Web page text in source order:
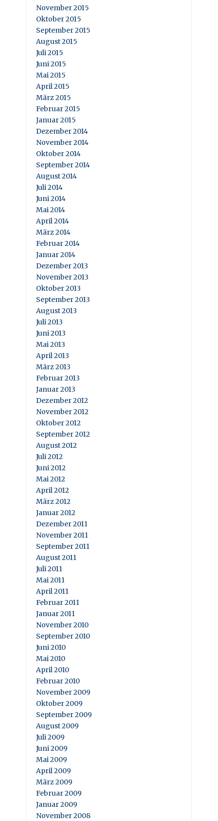
November 2015
Oktober 2015
September 2015
August 2015
Juli 2015
Juni 2015
Mai 2015
April 2015
März 2015
Februar 2015
Januar 2015
Dezember 2014
November 2014
Oktober 2014
September 2014
August 2014
Juli 2014
Juni 2014
Mai 2014
April 2014
März 2014
Februar 2014
Januar 2014
Dezember 2013
November 2013
Oktober 2013
September 2013
August 2013
Juli 2013
Juni 2013
Mai 2013
April 2013
März 2013
Februar 2013
Januar 2013
Dezember 2012
November 2012
Oktober 2012
September 2012
August 2012
Juli 2012
Juni 2012
Mai 2012
April 2012
März 2012
Januar 2012
Dezember 2011
November 2011
September 2011
August 2011
Juli 2011
Mai 2011
April 2011
Februar 2011
Januar 2011
November 2010
September 2010
Juni 2010
Mai 2010
April 2010
Februar 2010
November 2009
Oktober 2009
September 2009
August 2009
Juli 2009
Juni 2009
Mai 2009
April 2009
März 2009
Februar 2009
Januar 2009
November 2008